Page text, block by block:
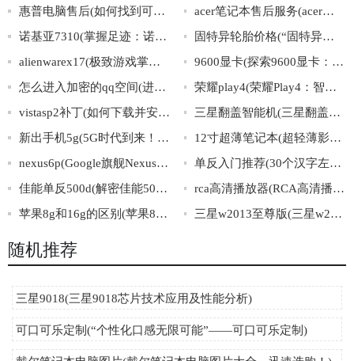
惠普电脑售后(如何找到可信赖的惠普电脑售后服务？)
acer笔记本售后服务(acer笔记本售后服务：专业解决您的问题)
诺基亚7310(掌握足迹：诺基亚7310的历史、特点与演变)
固特异轮胎价格(“固特异轮胎价格”大揭秘，你真的了解吗？)
alienwarex17(极致游戏掌控力，全面解析AlienwareX17！)
9600显卡(探索9600显卡：性能与应用详解)
怎么进入加密的qq空间(进入加密的QQ空间方法大全)
荣耀play4(荣耀Play4：智能AI芯片+超感光四摄，全面屏续航新飞跃！)
vistasp2补丁(如何下载并安装VistaSP2补丁？)
三星翻盖智能机(三星翻盖智能机：传承经典，再次焕发风采)
新出手机5g(5G时代到来！全新智能手机横空出世！)
12寸超薄笔记本(超轻薄影笔记本：12英寸超轻薄笔记本电脑推荐)
nexus6p(Google旗舰Nexus6P：设计经典，性能出众)
单反入门推荐(30个汉字左右的推荐：单反刚入门？这些数码单反推荐让你轻松拍出专业级照片)
佳能单反500d(解密佳能500D单反相机：规格、特点与使用技巧详解)
rca高清播放器(RCA高清播放器，让你的电视更具观赏价值)
苹果8g和16g的区别(苹果8G和16G版本的主要差异分析)
三星w2013至尊版(三星w2013至尊版：华丽翻盖手机的终极演绎)
随机推荐
三星9018(三星9018芯片技术应用及性能分析)
可口可乐定制(“个性化口感无限可能”——可口可乐定制)